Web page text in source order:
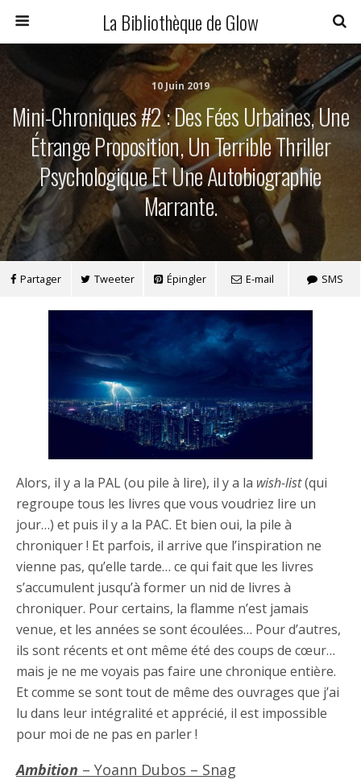
La Bibliothèque de Glow
10 Juin 2019
Mini-Chroniques #2 : Des Fées Urbaines, Une
Étrange Proposition, Un Terrible Thriller
Psychologique Et Une Autobiographie
Marrante.
Partager Tweeter Épingler E-mail SMS
Alors, il y a la PAL (ou pile à lire), il y a la wish-list(qui
regroupe tous les livres que vous voudriez lire un
jour…) et puis il y a la PAC. Et bien oui, la pile à
chroniquer ! Et parfois, il arrive que l’inspiration ne
vienne pas, qu’elle tarde… ce qui fait que les livres
s’accumulent jusqu’à former un nid de livres à
chroniquer. Pour certains, la flamme n’est jamais
venue, et les années se sont écoulées… Pour d’autres,
ils sont récents et ont même été des coups de cœur…
mais je ne me voyais pas faire une chronique entière.
Et comme se sont tout de même des ouvrages que j’ai
lu dans leur intégralité et apprécié, il est impossible
pour moi de ne pas en parler !
Ambition – Yoann Dubos – Snag